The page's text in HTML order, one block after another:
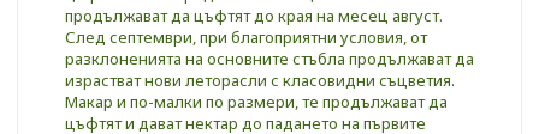
продължават да цъфтят до края на месец август.
След септември, при благоприятни условия, от
разклоненията на основните стъбла продължават да
израстват нови леторасли с класовидни съцветия.
Макар и по-малки по размери, те продължават да
цъфтят и дават нектар до падането на първите